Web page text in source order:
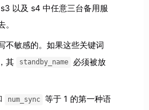
以及 s4 中任意三台备用服
不敏感的。如果这些关键词
其
standby_name
必须被放
num_sync 等于 1 的第一种语